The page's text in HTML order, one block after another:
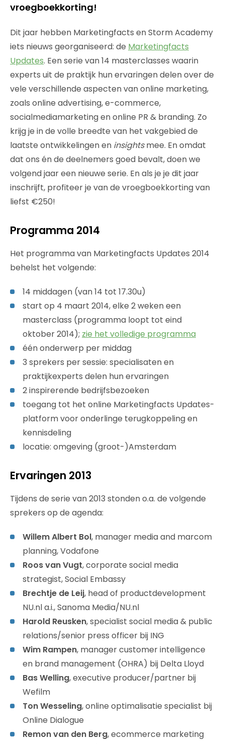
vroegboekkorting!
Dit jaar hebben Marketingfacts en Storm Academy
iets nieuws georganiseerd: de Marketingfacts
Updates. Een serie van 14 masterclasses waarin
experts uit de praktijk hun ervaringen delen over de
vele verschillende aspecten van online marketing,
zoals online advertising, e-commerce,
socialmediamarketing en online PR & branding. Zo
krijg je in de volle breedte van het vakgebied de
laatste ontwikkelingen en insightsmee. En omdat
dat ons én de deelnemers goed bevalt, doen we
volgend jaar een nieuwe serie. En als je je dit jaar
inschrijft, profiteer je van de vroegboekkorting van
liefst €250!
Programma 2014
Het programma van Marketingfacts Updates 2014
behelst het volgende:
14 middagen (van 14 tot 17.30u)
start op 4 maart 2014, elke 2 weken een
masterclass (programma loopt tot eind
oktober 2014); zie het volledige programma
één onderwerp per middag
3 sprekers per sessie: specialisaten en
praktijkexperts delen hun ervaringen
2 inspirerende bedrijfsbezoeken
toegang tot het online Marketingfacts Updates-
platform voor onderlinge terugkoppeling en
kennisdeling
locatie: omgeving (groot-)Amsterdam
Ervaringen 2013
Tijdens de serie van 2013 stonden o.a. de volgende
sprekers op de agenda:
Willem Albert Bol, manager media and marcom
planning, Vodafone
Roos van Vugt, corporate social media
strategist, Social Embassy
Brechtje de Leij, head of productdevelopment
NU.nl a.i., Sanoma Media/NU.nl
Harold Reusken, specialist social media & public
relations/senior press officer bij ING
Wim Rampen, manager customer intelligence
en brand management (OHRA) bij Delta Lloyd
Bas Welling, executive producer/partner bij
Wefilm
Ton Wesseling, online optimalisatie specialist bij
Online Dialogue
Remon van den Berg, ecommerce marketing